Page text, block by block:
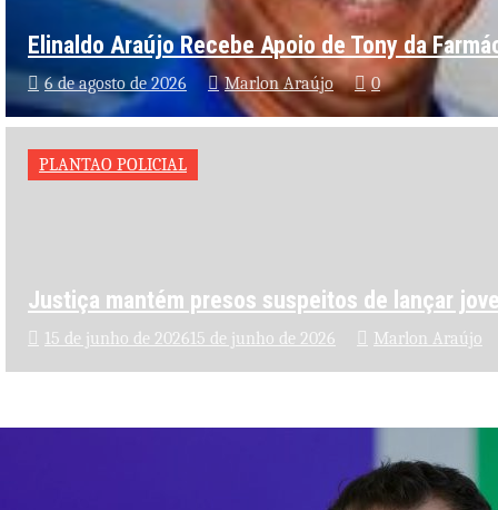
Elinaldo Araújo Recebe Apoio de Tony da
6 de agosto de 2026 Marlon Araújo 0
PLANTAO POLICIAL
Justiça mantém presos suspeitos de lançar
15 de junho de 202615 de junho de 2026 Marlon Araújo